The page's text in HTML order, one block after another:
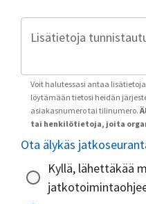
Lisätietoja
Voit halutessasi antaa
löytämään tietosi heidän
asiakasnumero tai tilinumero.
tai henkilötietoja, joita
Ota älykäs
Kyllä, lähettäkää